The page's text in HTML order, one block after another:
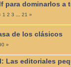
para dominarlos a
1 2 3 ... 21 »
de los clásicos
»
Las editoriales